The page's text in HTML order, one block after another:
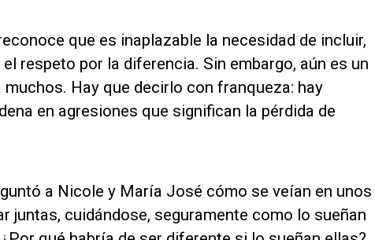
que es inaplazable la necesidad de incluir,
respeto por la diferencia. Sin embargo, aún es un
Hay que decirlo con franqueza: hay
en agresiones que significan la pérdida de
a Nicole y María José cómo se veían en unos
juntas, cuidándose, seguramente como lo sueñan